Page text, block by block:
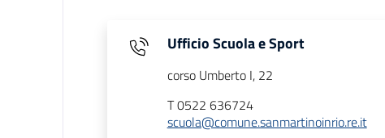
Ufficio Scuola e Sport
corso Umberto I, 22
T 0522 636724
scuola@comune.sanmartinoinrio.re.it